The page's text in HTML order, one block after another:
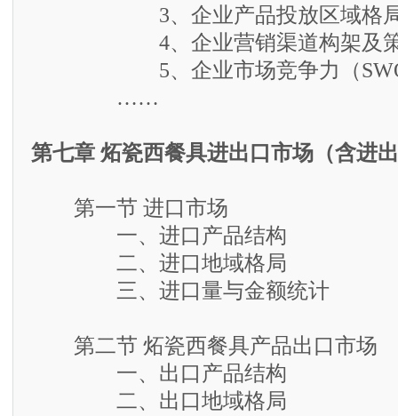
3、企业产品投放区域格
4、企业营销渠道构架及
5、企业市场竞争力（
……
第七章 炻瓷西餐具进出口市场（含进
第一节 进口市场
一、进口产品结构
二、进口地域格局
三、进口量与金额统计
第二节 炻瓷西餐具产品出口市场
一、出口产品结构
二、出口地域格局